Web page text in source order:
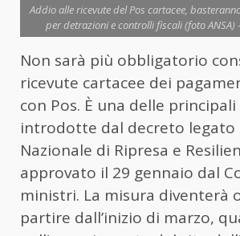
Addio alle ricevute del Pos cartacee,
per detrazioni e controlli fiscali (foto
Non sarà più obbligatorio
ricevute cartacee dei
con Pos. È una delle
introdotte dal decreto legato
Nazionale di Ripresa e
approvato il 29 gennaio dal
ministri. La misura diventerà
partire dall’inizio di marzo,